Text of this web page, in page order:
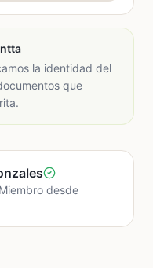
la identidad del
que
desde